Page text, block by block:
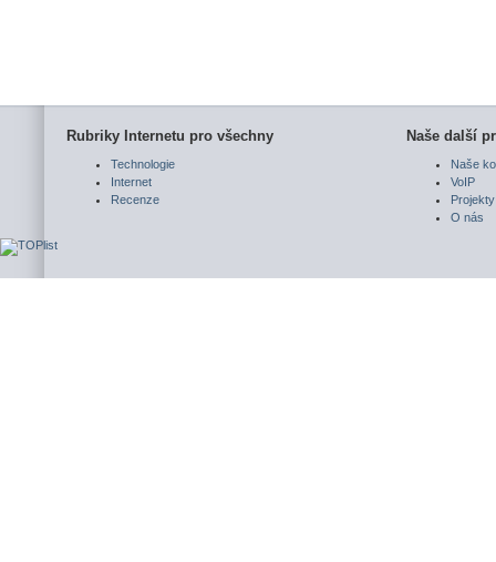
Rubriky Internetu pro všechny
Technologie
Internet
Recenze
Naše další
Naše
VoIP
Projekty
O nás